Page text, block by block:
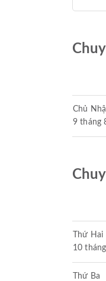
Chủ
9 tháng
Thứ Hai
10
Thứ Ba